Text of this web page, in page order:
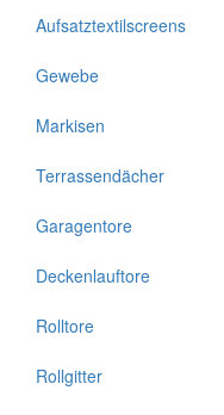
Aufsatztextilscreens
Gewebe
Markisen
Terrassendächer
Garagentore
Deckenlauftore
Rolltore
Rollgitter